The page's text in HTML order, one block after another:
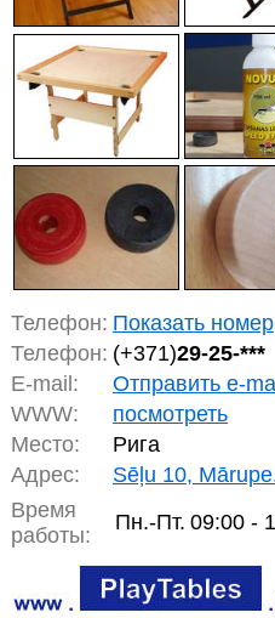
Телефон: Показать номер
Телефон: (+371)29-25-***
E-mail:
Отправить e-
WWW:
посмотреть
Место:
Рига
Адрес:
Sēļu 10,
Время
работы:
Пн.-Пт. 09:00 -